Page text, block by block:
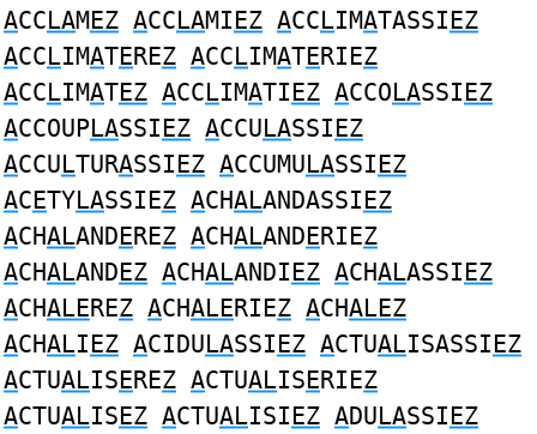
ACCLAMEZ ACCLAMIEZ ACCLIMATASSIEZ
ACCLIMATEREZ ACCLIMATERIEZ
ACCLIMATEZ ACCLIMATIEZ ACCOLASSIEZ
ACCOUPLASSIEZ ACCULASSIEZ
ACCULTURASSIEZ ACCUMULASSIEZ
ACETYLASSIEZ ACHALANDASSIEZ
ACHALANDEREZ ACHALANDERIEZ
ACHALANDEZ ACHALANDIEZ ACHALASSIEZ
ACHALEREZ ACHALERIEZ ACHALEZ
ACHALIEZ ACIDULASSIEZ ACTUALISASSIEZ
ACTUALISEREZ ACTUALISERIEZ
ACTUALISEZ ACTUALISIEZ ADULASSIEZ